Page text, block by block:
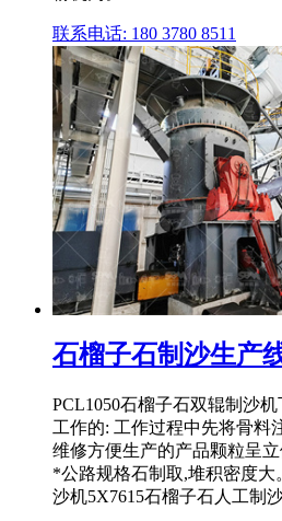
联系电话: 180 3780 8511
石榴子石制沙生产
PCL1050石榴子石双辊制沙
工作的: 工作过程中先将骨料
维修方便生产的产品颗粒呈
*公路规格石制取,堆积密度大
沙机5X7615石榴子石人工制